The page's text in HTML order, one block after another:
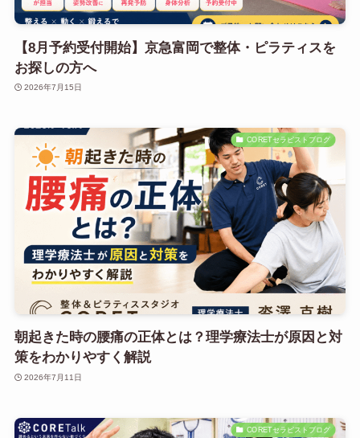
【8月予約受付開始】京急富岡で整体・ピラティスを
お探しの方へ
2026年7月15日
CORETセラピストブログ
朝起きた時の腰痛の正体とは？理学療法士が原因と対
策をわかりやすく解説
2026年7月11日
CORETセラピストブログ